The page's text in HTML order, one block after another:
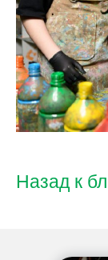
Назад к